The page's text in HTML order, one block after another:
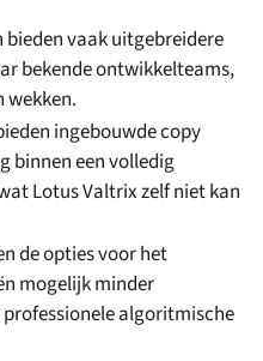
vaak uitgebreidere
bekende ontwikkelteams,
wekken.
ingebouwde copy
binnen een volledig
Lotus Valtrix zelf niet kan
de opties voor het
mogelijk minder
algoritmische